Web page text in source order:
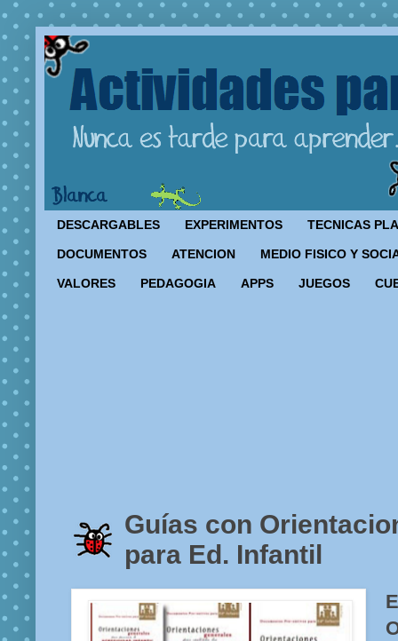
DESCARGABLES EXPERIMENTOS TECNICAS
DOCUMENTOS ATENCION MEDIO FISICO Y
VALORES PEDAGOGIA APPS JUEGOS
Guías con
para Ed. Infantil